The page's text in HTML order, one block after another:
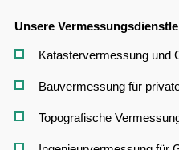
Unsere
Katastervermessung und
Bauvermessung für
Topografische